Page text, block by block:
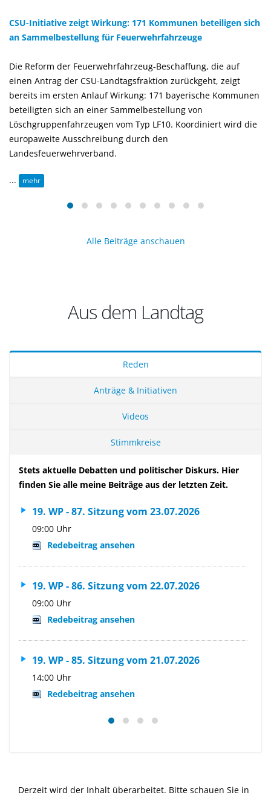
CSU-Initiative zeigt Wirkung: 171 Kommunen beteiligen sich
an Sammelbestellung für Feuerwehrfahrzeuge
Die Reform der Feuerwehrfahrzeug-Beschaffung, die auf
einen Antrag der CSU-Landtagsfraktion zurückgeht, zeigt
bereits im ersten Anlauf Wirkung: 171 bayerische Kommunen
beteiligten sich an einer Sammelbestellung von
Löschgruppenfahrzeugen vom Typ LF10. Koordiniert wird die
europaweite Ausschreibung durch den
Landesfeuerwehrverband.
... mehr
Alle Beiträge anschauen
Aus dem Landtag
Reden
Anträge & Initiativen
Videos
Stimmkreise
Stets aktuelle Debatten und politischer Diskurs. Hier
finden Sie alle meine Beiträge aus der letzten Zeit.
19. WP - 87. Sitzung vom 23.07.2026
09:00 Uhr
Redebeitrag ansehen
19. WP - 86. Sitzung vom 22.07.2026
09:00 Uhr
Redebeitrag ansehen
19. WP - 85. Sitzung vom 21.07.2026
14:00 Uhr
Redebeitrag ansehen
Derzeit wird der Inhalt überarbeitet. Bitte schauen Sie in